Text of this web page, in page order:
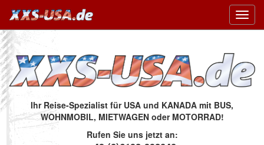
Ihr Reise-Spezialist für USA und KANADA mit BUS,
WOHNMOBIL, MIETWAGEN oder MOTORRAD!
Rufen Sie uns jetzt an: